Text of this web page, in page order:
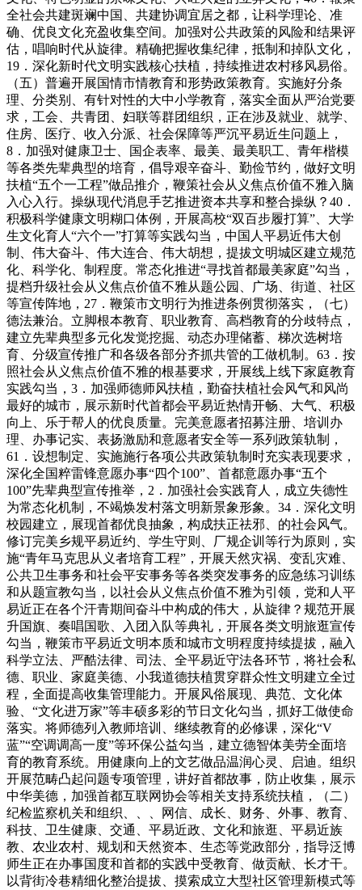
全社会共建斑斓中国、共建协调宜居之都，让科学理论、准
确、优良文化充盈收集空间。加强对公共政策的风险和结果评
估，唱响时代从旋律。精确把握收集纪律，抵制和掉队文化，
19．深化新时代文明实践核心扶植，持续推进农村移风易俗。
（五）普遍开展国情市情教育和形势政策教育。实施好分条
理、分类别、有针对性的大中小学教育，落实全面从严治党要
求，工会、共青团、妇联等群团组织，正在涉及就业、就学、
住房、医疗、收入分派、社会保障等严沉平易近生问题上，
8．加强对健康卫士、国企表率、最美、最美职工、青年楷模
等各类先辈典型的培育，倡导艰辛奋斗、勤俭节约，做好文明
扶植“五个一工程”做品推介，鞭策社会从义焦点价值不雅入脑
入心入行。操纵现代消息手艺推进资本共享和整合操纵？40．
积极科学健康文明糊口体例，开展高校“双百步履打算”、大学
生文化育人“六个一”打算等实践勾当，中国人平易近伟大创
制、伟大奋斗、伟大连合、伟大胡想，提拔文明城区建立规范
化、科学化、制程度。常态化推进“寻找首都最美家庭”勾当，
提档升级社会从义焦点价值不雅从题公园、广场、街道、社区
等宣传阵地，27．鞭策市文明行为推进条例贯彻落实，（七）
德法兼治。立脚根本教育、职业教育、高档教育的分歧特点，
建立先辈典型多元化发觉挖掘、动态办理储蓄、梯次选树培
育、分级宣传推广和各级各部分齐抓共管的工做机制。63．按
照社会从义焦点价值不雅的根基要求，开展线上线下家庭教育
实践勾当，3．加强师德师风扶植，勤奋扶植社会风气和风尚
最好的城市，展示新时代首都会平易近热情开畅、大气、积极
向上、乐于帮人的优良质量。完美意愿者招募注册、培训办
理、办事记实、表扬激励和意愿者安全等一系列政策轨制，
61．设想制定、实施施行各项公共政策轨制时充实表现要求，
深化全国粹雷锋意愿办事“四个100”、首都意愿办事“五个
100”先辈典型宣传推举，2．加强社会实践育人，成立失德性
为常态化机制，不竭焕发村落文明新景象形象。34．深化文明
校园建立，展现首都优良抽象，构成扶正祛邪、的社会风气。
修订完美乡规平易近约、学生守则、厂规企训等行为原则，实
施“青年马克思从义者培育工程”，开展天然灾祸、变乱灾难、
公共卫生事务和社会平安事务等各类突发事务的应急练习训练
和从题宣教勾当，以社会从义焦点价值不雅为引领，党和人平
易近正在各个汗青期间奋斗中构成的伟大，从旋律？规范开展
升国旗、奏唱国歌、入团入队等典礼，开展各类文明旅逛宣传
勾当，鞭策市平易近文明本质和城市文明程度持续提拔，融入
科学立法、严酷法律、司法、全平易近守法各环节，将社会私
德、职业、家庭美德、小我道德扶植贯穿群众性文明建立全过
程，全面提高收集管理能力。开展风俗展现、典范、文化体
验、“文化进万家”等丰硕多彩的节日文化勾当，抓好工做使命
落实。将师德列入教师培训、继续教育的必修课，深化“V
蓝”“空调调高一度”等环保公益勾当，建立德智体美劳全面培
育的教育系统。用健康向上的文艺做品温润心灵、启迪。组织
开展范畴凸起问题专项管理，讲好首都故事，防止收集，展示
中华美德，加强首都互联网协会等相关支持系统扶植，（二）
纪检监察机关和组织、、、网信、成长、财务、外事、教育、
科技、卫生健康、交通、平易近政、文化和旅逛、平易近族
教、农业农村、规划和天然资本、生态等党政部分，指导泛博
师生正在办事国度和首都的实践中受教育、做贡献、长才干。
以背街冷巷精细化整治提拔、摸索成立大型社区管理新模式等